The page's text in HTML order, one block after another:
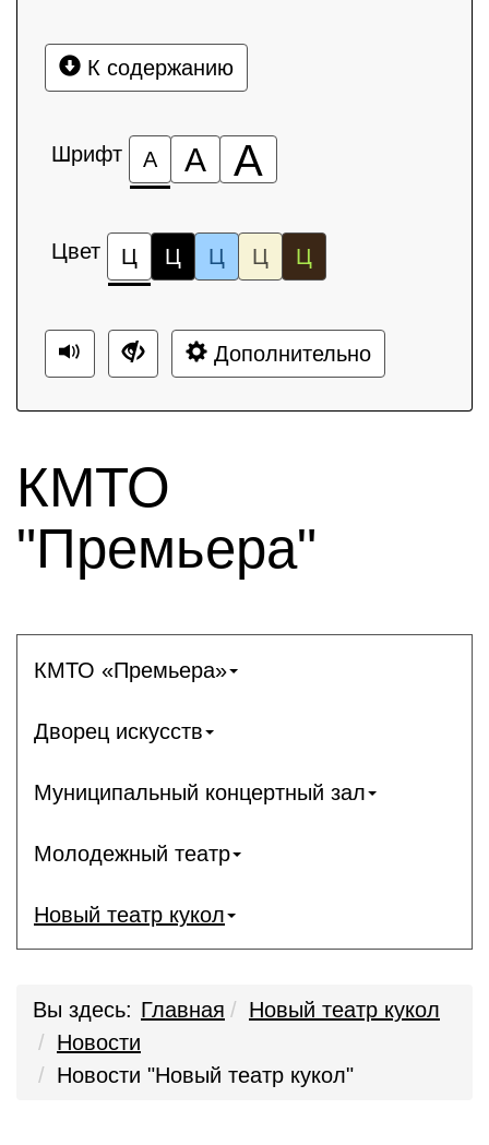
К содержанию
Шрифт А А А
Цвет Ц Ц Ц Ц Ц
Дополнительно
КМТО
"Премьера"
КМТО «Премьера»
Дворец искусств
Муниципальный концертный зал
Молодежный театр
Новый театр кукол
Вы здесь: Главная
Новый театр кукол
Новости
Новости "Новый театр кукол"